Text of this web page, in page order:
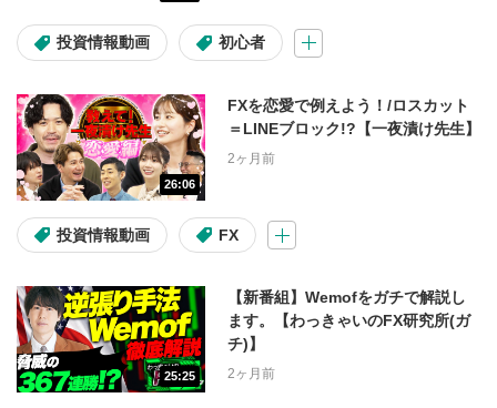
初級～上級 中級～上級
投資テーマ・材料
高配当 割安株
自社株買い 決算
アクティビスト
投資情報動画 初心者
26:06
FXを恋愛で例えよう！/ロスカット
＝LINEブロック!?【一夜漬け先生】
2ヶ月前
投資情報動画 FX
25:25
【新番組】Wemofをガチで解説し
ます。【わっきゃいのFX研究所(ガ
チ)】
2ヶ月前